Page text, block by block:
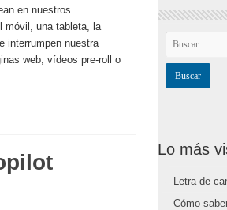
en nuestros
móvil, una tableta, la
interrumpen nuestra
web, vídeos pre-roll o
Lo más
Letra de
Cómo